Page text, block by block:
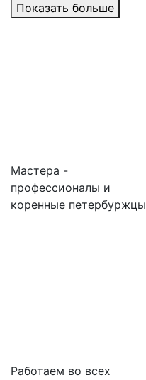
Показать больше
Мастера -
профессионалы и
коренные петербуржцы
Работаем во всех